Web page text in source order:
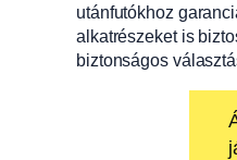
utánfutókhoz
alkatrészeket is
biztonságos